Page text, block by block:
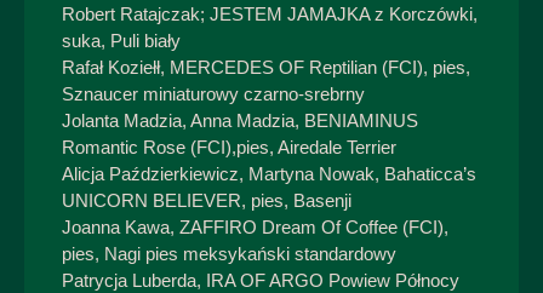
Robert Ratajczak; JESTEM JAMAJKA z Korczówki,
suka, Puli biały
Rafał Koziełł, MERCEDES OF Reptilian (FCI), pies,
Sznaucer miniaturowy czarno-srebrny
Jolanta Madzia, Anna Madzia, BENIAMINUS
Romantic Rose (FCI),pies, Airedale Terrier
Alicja Paździerkiewicz, Martyna Nowak, Bahaticca’s
UNICORN BELIEVER, pies, Basenji
Joanna Kawa, ZAFFIRO Dream Of Coffee (FCI),
pies, Nagi pies meksykański standardowy
Patrycja Luberda, IRA OF ARGO Powiew Północy